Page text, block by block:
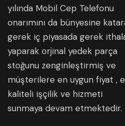
yılında Mobil Cep Telefonu
onarımını da bünyesine
gerek iç piyasada gerek
yaparak orjinal yedek parça
stoğunu zenginleştirmiş ve
müşterilere en uygun fiyat ,
kaliteli işçilik ve hizmeti
sunmaya devam etmektedir.